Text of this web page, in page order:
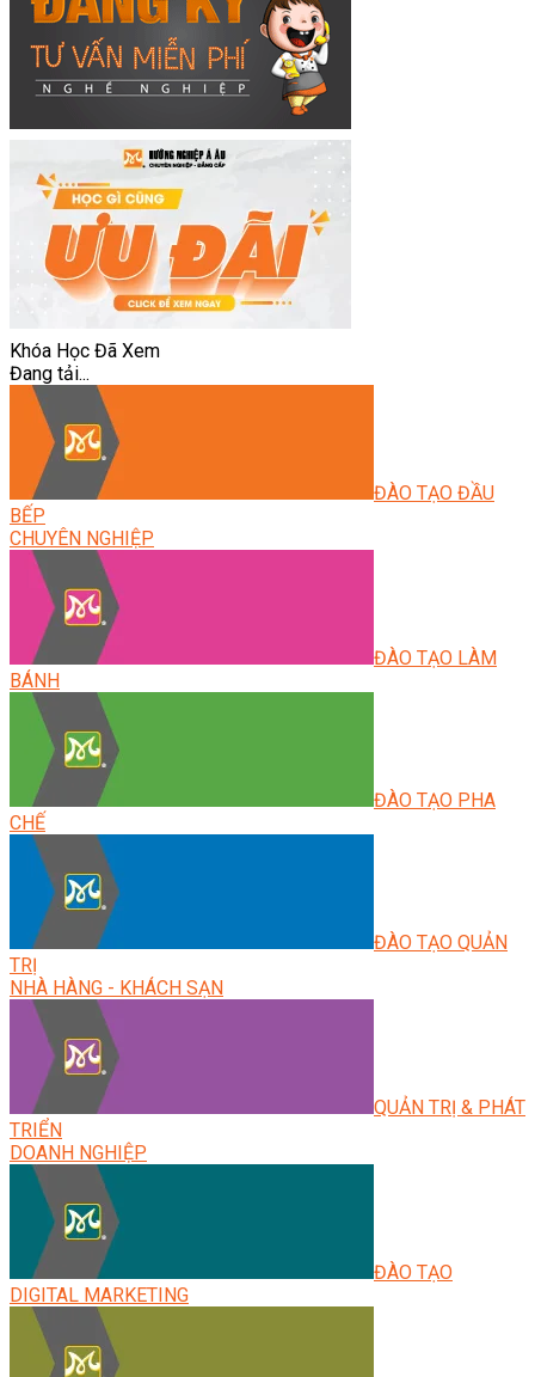
Khóa Học Đã Xem
Đang tải...
ĐÀO TẠO ĐẦU
BẾP
CHUYÊN NGHIỆP
ĐÀO TẠO LÀM
BÁNH
ĐÀO TẠO PHA
CHẾ
ĐÀO TẠO QUẢN
TRỊ
NHÀ HÀNG - KHÁCH SẠN
QUẢN TRỊ & PHÁT
TRIỂN
DOANH NGHIỆP
ĐÀO TẠO
DIGITAL MARKETING